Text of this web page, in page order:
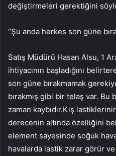
değiştirmeleri gerektiğini
“Şu anda herkes son güne
Satış Müdürü Hasan Alsu, 1
ihtiyacının başladığını
son güne bırakmamak
bırakmış gibi bir telaş var.
zaman kaybıdır.Kış
derecenin altında özelliğini
element sayesinde soğuk
havalarda lastik zarar görür